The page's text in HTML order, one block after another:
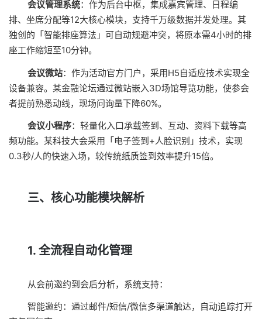
会议管理系统：作为后台中枢，集成嘉宾管理、日程编
排、坐席分配等12大核心模块，支持千万级数据并发处理。其
独创的「智能排座算法」可自动规避冲突，将原本需4小时的排
座工作缩短至10分钟。
会议微站：作为活动官方门户，采用H5自适应技术实现全
设备兼容。某金融论坛通过微站嵌入3D场馆导览功能，使参会
者提前熟悉动线，现场问询量下降60%。
会议小程序：轻量化入口承载签到、互动、资料下载等高
频功能。某科技大会采用「电子签到+人脸识别」技术，实现
0.3秒/人的快速入场，较传统纸质签到效率提升15倍。
三、核心功能模块解析
1. 全流程自动化管理
从会前邀约到会后分析，系统支持：
智能邀约：通过邮件/短信/微信多渠道触达，自动追踪打开